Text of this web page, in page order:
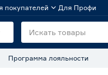
покупателей Для Профи
Программа лояльности